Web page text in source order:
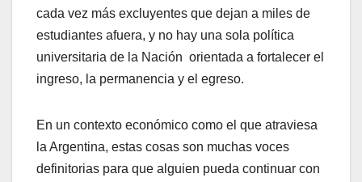
cada vez más excluyentes que dejan a miles de
estudiantes afuera, y no hay una sola política
universitaria de la Nación orientada a fortalecer el
ingreso, la permanencia y el egreso.
En un contexto económico como el que atraviesa
la Argentina, estas cosas son muchas voces
definitorias para que alguien pueda continuar con